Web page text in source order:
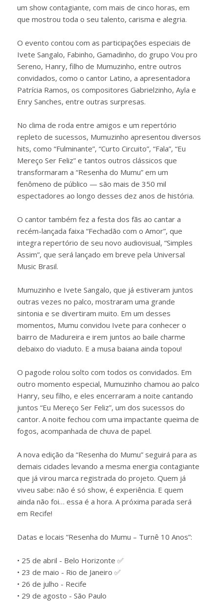
um show contagiante, com mais de cinco horas, em
que mostrou toda o seu talento, carisma e alegria.
O evento contou com as participações especiais de
Ivete Sangalo, Fabinho, Gamadinho, do grupo Vou pro
Sereno, Hanry, filho de Mumuzinho, entre outros
convidados, como o cantor Latino, a apresentadora
Patrícia Ramos, os compositores Gabrielzinho, Ayla e
Enry Sanches, entre outras surpresas.
No clima de roda entre amigos e um repertório
repleto de sucessos, Mumuzinho apresentou diversos
hits, como “Fulminante”, “Curto Circuito”, “Fala”, “Eu
Mereço Ser Feliz” e tantos outros clássicos que
transformaram a “Resenha do Mumu” em um
fenômeno de público — são mais de 350 mil
espectadores ao longo desses dez anos de história.
O cantor também fez a festa dos fãs ao cantar a
recém-lançada faixa “Fechadão com o Amor”, que
integra repertório de seu novo audiovisual, “Simples
Assim”, que será lançado em breve pela Universal
Music Brasil.
Mumuzinho e Ivete Sangalo, que já estiveram juntos
outras vezes no palco, mostraram uma grande
sintonia e se divertiram muito. Em um desses
momentos, Mumu convidou Ivete para conhecer o
bairro de Madureira e irem juntos ao baile charme
debaixo do viaduto. E a musa baiana ainda topou!
O pagode rolou solto com todos os convidados. Em
outro momento especial, Mumuzinho chamou ao palco
Hanry, seu filho, e eles encerraram a noite cantando
juntos “Eu Mereço Ser Feliz”, um dos sucessos do
cantor. A noite fechou com uma impactante queima de
fogos, acompanhada de chuva de papel.
A nova edição da “Resenha do Mumu” seguirá para as
demais cidades levando a mesma energia contagiante
que já virou marca registrada do projeto. Quem já
viveu sabe: não é só show, é experiência. E quem
ainda não foi… essa é a hora. A próxima parada será
em Recife!
Datas e locais “Resenha do Mumu – Turnê 10 Anos”:
• 25 de abril - Belo Horizonte ✅
• 23 de maio - Rio de Janeiro ✅
• 26 de julho - Recife
• 29 de agosto - São Paulo